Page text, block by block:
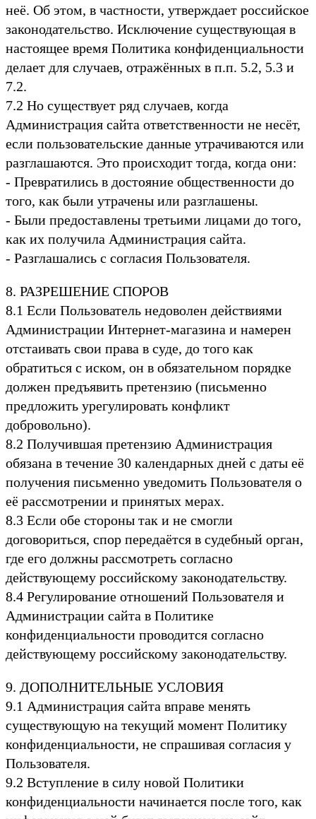
неё. Об этом, в частности, утверждает российское
законодательство. Исключение существующая в
настоящее время Политика конфиденциальности
делает для случаев, отражённых в п.п. 5.2, 5.3 и
7.2.
7.2 Но существует ряд случаев, когда
Администрация сайта ответственности не несёт,
если пользовательские данные утрачиваются или
разглашаются. Это происходит тогда, когда они:
- Превратились в достояние общественности до
того, как были утрачены или разглашены.
- Были предоставлены третьими лицами до того,
как их получила Администрация сайта.
- Разглашались с согласия Пользователя.
8. РАЗРЕШЕНИЕ СПОРОВ
8.1 Если Пользователь недоволен действиями
Администрации Интернет-магазина и намерен
отстаивать свои права в суде, до того как
обратиться с иском, он в обязательном порядке
должен предъявить претензию (письменно
предложить урегулировать конфликт
добровольно).
8.2 Получившая претензию Администрация
обязана в течение 30 календарных дней с даты её
получения письменно уведомить Пользователя о
её рассмотрении и принятых мерах.
8.3 Если обе стороны так и не смогли
договориться, спор передаётся в судебный орган,
где его должны рассмотреть согласно
действующему российскому законодательству.
8.4 Регулирование отношений Пользователя и
Администрации сайта в Политике
конфиденциальности проводится согласно
действующему российскому законодательству.
9. ДОПОЛНИТЕЛЬНЫЕ УСЛОВИЯ
9.1 Администрация сайта вправе менять
существующую на текущий момент Политику
конфиденциальности, не спрашивая согласия у
Пользователя.
9.2 Вступление в силу новой Политики
конфиденциальности начинается после того, как